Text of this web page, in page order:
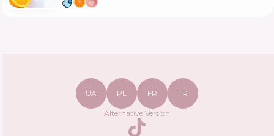
UA PL FR TR
Alternative Version
TikTok